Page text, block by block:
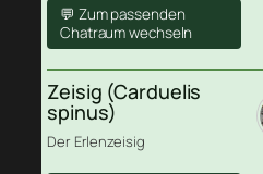
💬 Zum passenden
Chatraum wechseln
Zeisig (Carduelis
spinus)
Der Erlenzeisig